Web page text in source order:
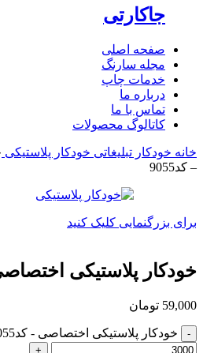
جاکارتی
صفحه اصلی
مجله سارنگ
خدمات چاپ
درباره ما
تماس با ما
کاتالوگ محصولات
خانه خودکار تبلیغاتی خودکار پلاستیکی
– کد9055
برای بزرگنمایی کلیک کنید
خودکار پلاستیکی اختصاصی
59,000 تومان
خودکار پلاستیکی اختصاصی - کد9055 عدد